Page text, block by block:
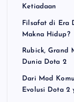
Ketiadaan
Filsafat di Era
Makna Hidup?
Rubick, Grand
Dunia Dota 2
Dari Mod
Evolusi Dota 2